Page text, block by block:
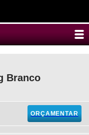
Branco
ORÇAMENTAR